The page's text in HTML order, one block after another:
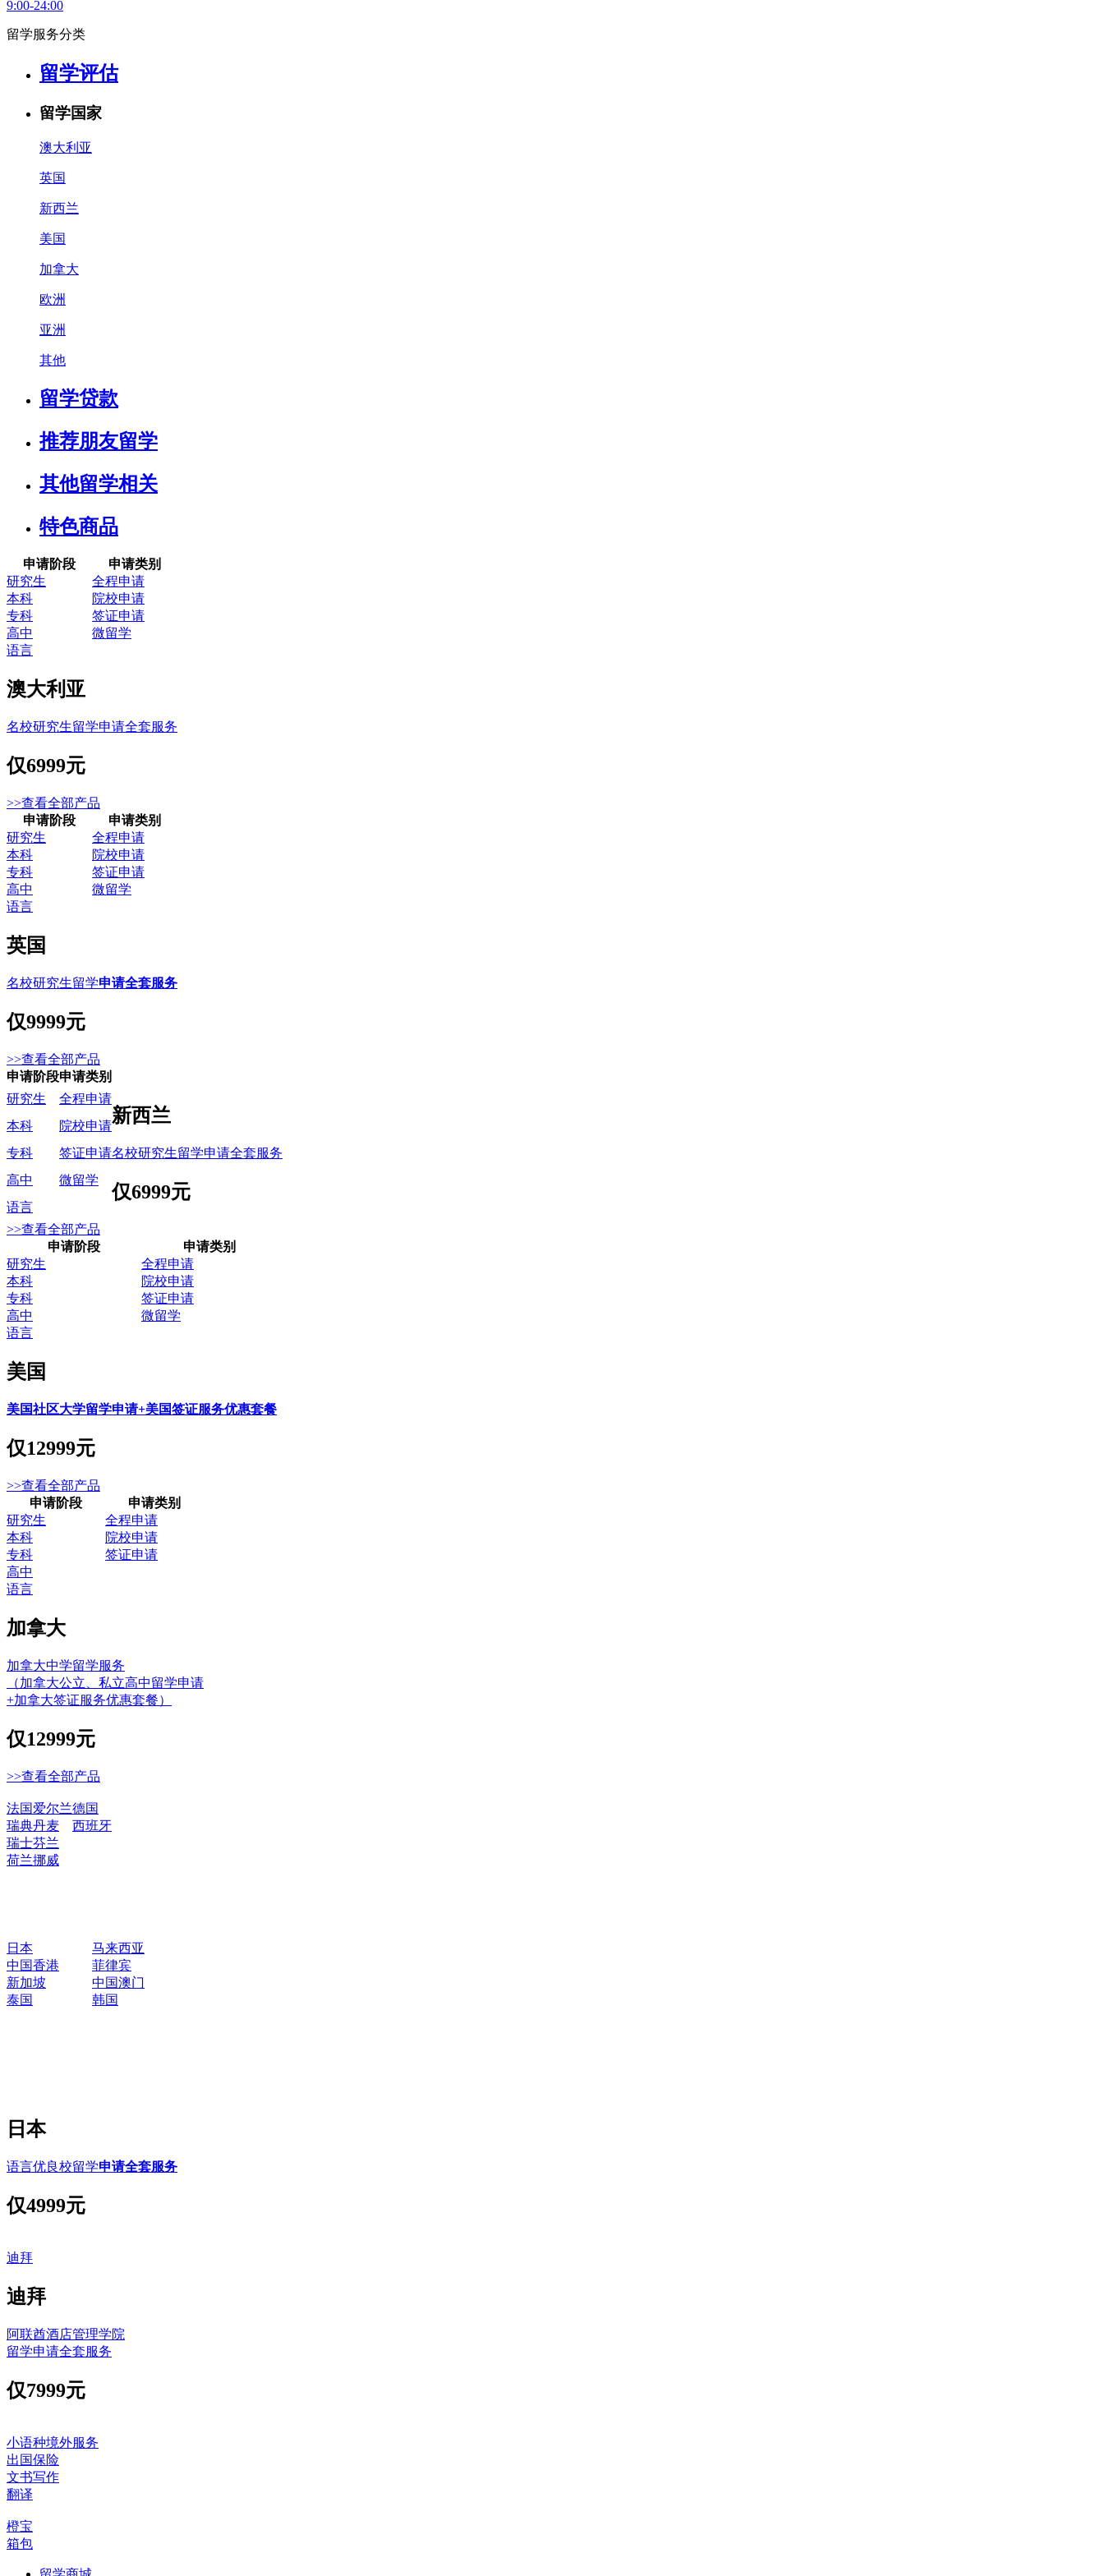
9:00-24:00
留学服务分类
留学评估
留学国家
澳大利亚
英国
新西兰
美国
加拿大
欧洲
亚洲
其他
留学贷款
推荐朋友留学
其他留学相关
特色商品
申请阶段
申请类别
研究生
全程申请
本科
院校申请
专科
签证申请
高中
微留学
语言
澳大利亚
名校研究生留学申请全套服务
仅6999元
>>查看全部产品
申请阶段
申请类别
研究生
全程申请
本科
院校申请
专科
签证申请
高中
微留学
语言
英国
名校研究生留学申请全套服务
仅9999元
>>查看全部产品
申请阶段申请类别
研究生
全程申请
新西兰
名校研究生留学申请全套服务
仅6999元
本科
院校申请
专科
签证申请
高中
微留学
语言
>>查看全部产品
申请阶段
申请类别
研究生
全程申请
本科
院校申请
专科
签证申请
高中
微留学
语言
美国
美国社区大学留学申请+美国签证服务优惠套餐
仅12999元
>>查看全部产品
申请阶段
申请类别
研究生
全程申请
本科
院校申请
专科
签证申请
高中
语言
加拿大
加拿大中学留学服务
（加拿大公立、私立高中留学申请
+加拿大签证服务优惠套餐）
仅12999元
>>查看全部产品
法国爱尔兰德国
瑞典丹麦
西班牙
瑞士芬兰
荷兰挪威
日本
马来西亚
中国香港
菲律宾
新加坡
中国澳门
泰国
韩国
日本
语言优良校留学申请全套服务
仅4999元
迪拜
迪拜
阿联酋酒店管理学院
留学申请全套服务
仅7999元
小语种境外服务
出国保险
文书写作
翻译
橙宝
箱包